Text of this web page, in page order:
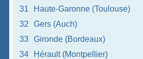
31
Haute-Garonne (Toulouse)
32
Gers (Auch)
33
Gironde (Bordeaux)
34
Hérault (Montpellier)